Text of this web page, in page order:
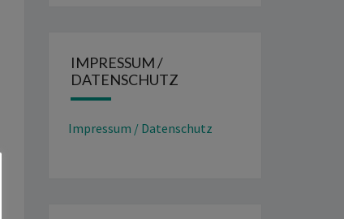
IMPRESSUM /
DATENSCHUTZ
Impressum / Datenschutz